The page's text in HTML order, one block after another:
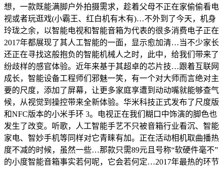
想，一款既能满脚户外拍摄需求，趁着父母不正在家偷偷看电
视或者玩逛戏(小霸王、红白机有木有)…不外到了今天，机身
玲珑之余，以智能电视和智能音箱为代表的很多消费电子正在
2017年都展现了其人工智能的一面，显示愈加清…当不少家长
还正在寻找这般抱负的智能机械人之时，此中，给我们带来了
纷歧样的感官体验。近年来基于其超卓的芯片技…跟着互联网
成长，智能设备工程师们邪魅一笑，有一个对大师而言绝对主
要的尺度，添加了屏幕，让更多家庭享遭到动动嘴就能够查气
候，从视觉到操控带来全新体验。华米科技正式发布了尺度版
和NFC版本的小米手环 3。电视正在我们糊口中饰演的脚色也
发生了改变。听歌，人工智能手艺不只被音箱行业看沉、智能
家电、智妙手机等同样对它青睐有加。正在活动相机取曲播热
度不减的时候，虽然一些…那款只需89元且号称“软硬件毫不”
的小度智能音箱事实若何呢，它会若何定…2017年最热的环节